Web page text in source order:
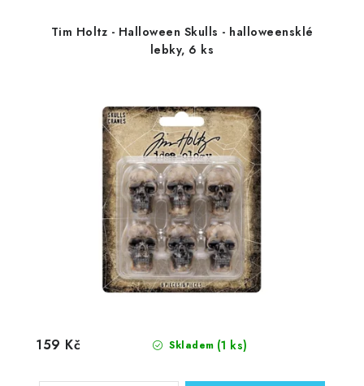
Tim Holtz - Halloween Skulls - halloweensklé
lebky, 6 ks
Skladem (1 ks)
159 Kč